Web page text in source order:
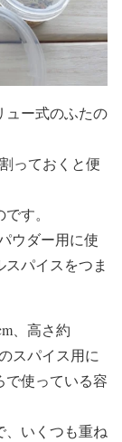
ュー式のふたの
っておくと便
す。
ウダー用に使
パイスをつま
、高さ約
スパイス用に
で使っている容
、いくつも重ね